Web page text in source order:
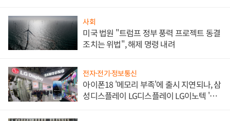
사회
미국 법원 "트럼프 정부 풍력 프로젝트 동결
조치는 위법", 해제 명령 내려
전자·전기·정보통신
아이폰18 '메모리 부족'에 출시 지연되나, 삼
성디스플레이 LG디스플레이 LG이노텍 '탈